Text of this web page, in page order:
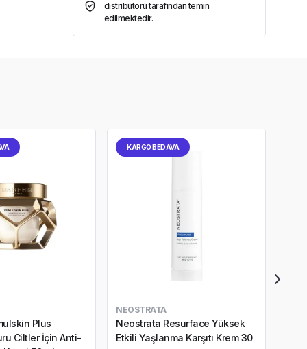
distribütörü tarafından temin
edilmektedir.
Plus
Ciltler İçin Anti-
KARGO BEDAVA
NEOSTRATA
Neostrata Resurface Yüksek
Etkili Yaşlanma Karşıtı Krem 30